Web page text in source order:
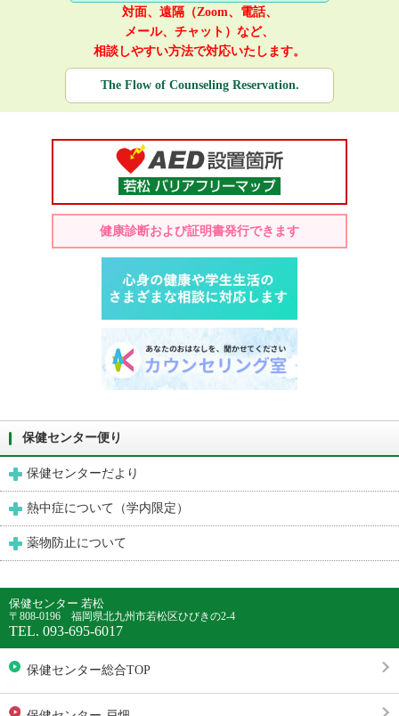
対面、遠隔（Zoom、電話、
メール、チャット）など、
相談しやすい方法で対応いたします。
The Flow of Counseling Reservation.
健康診断および証明書発行できます
保健センター便り
保健センターだより
熱中症について（学内限定）
薬物防止について
保健センター 若松
〒808-0196 福岡県北九州市若松区ひびきの2-4
TEL. 093-695-6017
保健センター総合TOP